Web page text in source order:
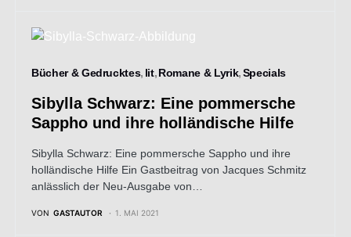
Bücher & Gedrucktes lit Romane & Lyrik Specials
Sibylla Schwarz: Eine pommersche
Sappho und ihre holländische Hilfe
Sibylla Schwarz: Eine pommersche Sappho und ihre
holländische Hilfe Ein Gastbeitrag von Jacques Schmitz
anlässlich der Neu-Ausgabe von…
VON GASTAUTOR 1. MAI 2021